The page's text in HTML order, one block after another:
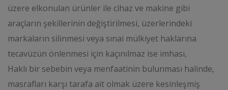
üzere elkonulan ürünler ile cihaz ve makine gibi
araçların şekillerinin değiştirilmesi, üzerlerindeki
markaların silinmesi veya sınai mülkiyet haklarına
tecavüzün önlenmesi için kaçınılmaz ise imhası,
Haklı bir sebebin veya menfaatinin bulunması halinde,
masrafları karşı tarafa ait olmak üzere kesinleşmiş